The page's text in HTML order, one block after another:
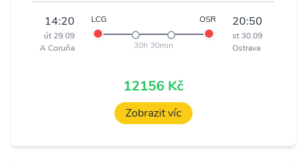
14:20
út 29.09
A Coruña
LCG OSR
30h 30min
20:50
st 30.09
Ostrava
12156 Kč
Zobrazit víc